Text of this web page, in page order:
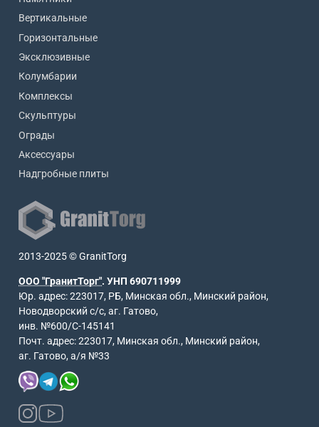
2013-2025 © GranitTorg
ООО "ГранитТорг". УНП 690711999
Юр. адрес: 223017, РБ, Минская обл., Минский район,
Новодворский с/с, аг. Гатово,
инв. №600/С-145141
Почт. адрес: 223017, Минская обл., Минский район,
аг. Гатово, а/я №33
Вертикальные
Горизонтальные
Эксклюзивные
Колумбарии
Комплексы
Скульптуры
Ограды
Аксессуары
Надгробные плиты